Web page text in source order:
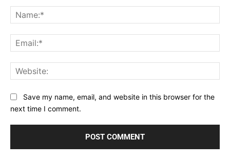
Save my name, email, and website in this browser for the
next time I comment.